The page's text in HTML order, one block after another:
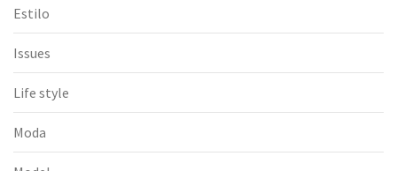
Estilo
Issues
Life style
Moda